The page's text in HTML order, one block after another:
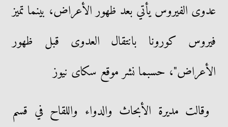
عدوى الفيروس يأتي بعد ظهور الأعراض، بينما تميز
فيروس كورونا بانتقال العدوى قبل ظهور
الأعراض"، حسبما نشر موقع سكاى نيوز
وقالت مديرة الأبحاث والدواء واللقاح في قسم